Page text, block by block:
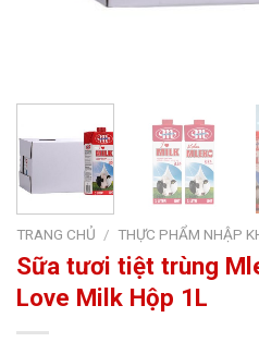
TRANG CHỦ / THỰC PHẨM NHẬP
Sữa tươi tiệt trùng
Love Milk Hộp 1L